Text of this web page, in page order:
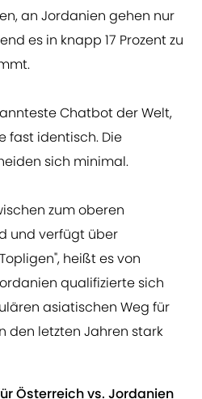
an Jordanien gehen nur
es in knapp 17 Prozent zu
Chatbot der Welt,
fast identisch. Die
sich minimal.
zum oberen
und verfügt über
heißt es von
qualifizierte sich
asiatischen Weg für
den letzten Jahren stark
Österreich vs. Jordanien